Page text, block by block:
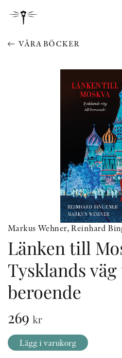
VÅRA BÖCKER
Markus Wehner, Reinhard
Länken till
Tysklands
beroende
269 kr
Lägg i varukorg